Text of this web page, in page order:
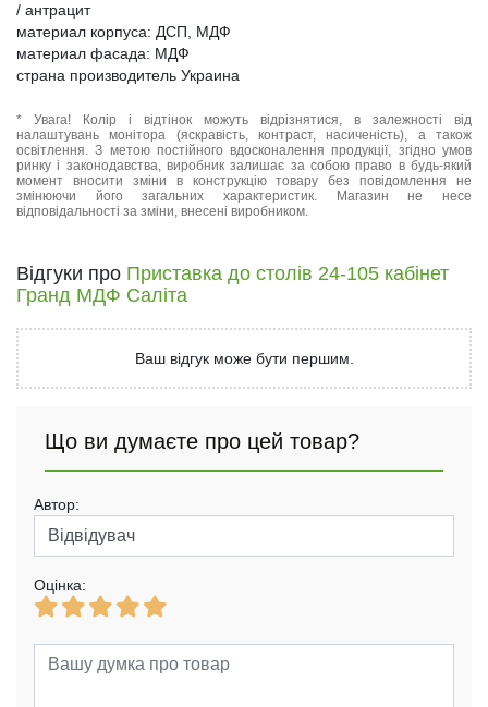
/ антрацит
материал корпуса: ДСП, МДФ
материал фасада: МДФ
страна производитель Украина
* Увага! Колір і відтінок можуть відрізнятися, в залежності від
налаштувань монітора (яскравість, контраст, насиченість), а також
освітлення. З метою постійного вдосконалення продукції, згідно умов
ринку і законодавства, виробник залишає за собою право в будь-який
момент вносити зміни в конструкцію товару без повідомлення не
змінюючи його загальних характеристик. Магазин не несе
відповідальності за зміни, внесені виробником.
Відгуки про Приставка до столів 24-105 кабінет
Гранд МДФ Саліта
Ваш відгук може бути першим.
Що ви думаєте про цей товар?
Автор:
Оцінка: